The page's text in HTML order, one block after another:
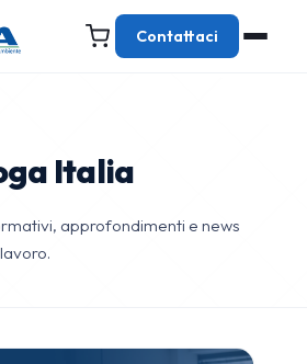
Contattaci
Italia
approfondimenti e news